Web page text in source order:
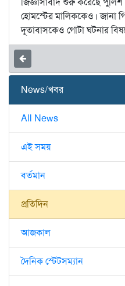
হোমস্টের মালিককেও। জানা
দূতাবাসকেও গোটা ঘটনার
News/খবর
All News
এই সময়
বর্তমান
প্রতিদিন
আজকাল
দৈনিক স্টেটসম্যান